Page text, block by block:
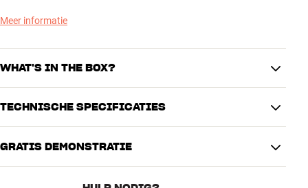
Voor 2026 heeft LG de C-serie een flinke upgrade gegeven met de
Upscaling 4K, Dynamic Tone Mapping Ultra en AI HDR Remastering
om scherpte, contrast, helderheid en kleurweergave continu te
FreeSync Premium, ALLM, Game Optimizer en een responstijd van
minder dan 0,1 ms ben je klaar voor snelle console- en pc-gaming.
Meer informatie
WHAT'S IN THE BOX?
Tafelstandaard
Stroomkabel
TECHNISCHE SPECIFICATIES
IMAGE
GRATIS DEMONSTRATIE